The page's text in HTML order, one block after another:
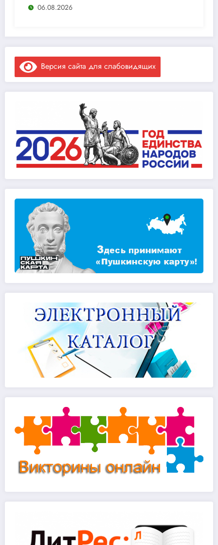
06.08.2026
Версия сайта для слабовидящих